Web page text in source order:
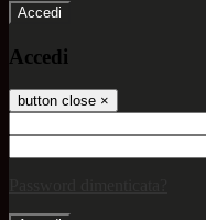
Accedi
Accedi
button close ×